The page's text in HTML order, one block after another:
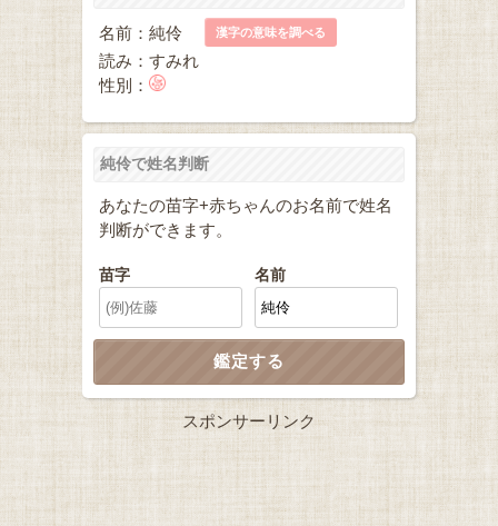
名前：純伶 漢字の意味を調べる
読み：すみれ
性別：
純伶で姓名判断
あなたの苗字+赤ちゃんのお名前で姓名
判断ができます。
苗字 名前
スポンサーリンク